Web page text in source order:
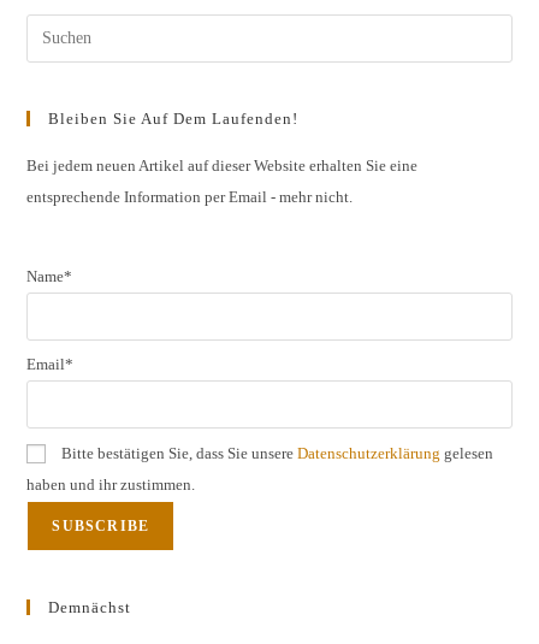
Pfalz,
Unstrut,
Nahe
Bleiben Sie Auf Dem Laufenden!
Bei jedem neuen Artikel auf dieser Website erhalten Sie eine
entsprechende Information per Email - mehr nicht.
Name*
Email*
Bitte bestätigen Sie, dass Sie unsereDatenschutzerklärung gelesen
haben und ihr zustimmen.
Demnächst